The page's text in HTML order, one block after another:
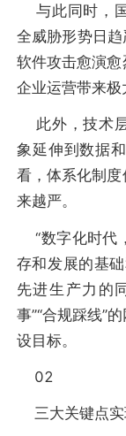
与此同时，
全威胁形势日
软件攻击愈演
企业运营带来极
此外，技术
象延伸到数据
看，体系化制
来越严。
“数字化时代
存和发展的基
先进生产力的
事”“合规踩线”
设目标。
02
三大关键点实